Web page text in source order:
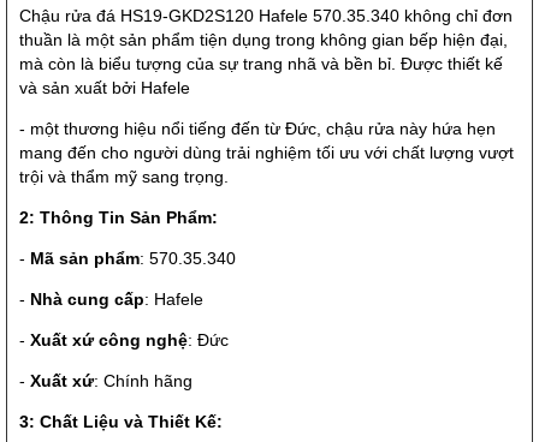
Chậu rửa đá HS19-GKD2S120 Hafele 570.35.340 không chỉ đơn
thuần là một sản phẩm tiện dụng trong không gian bếp hiện đại,
mà còn là biểu tượng của sự trang nhã và bền bỉ. Được thiết kế
và sản xuất bởi Hafele
- một thương hiệu nổi tiếng đến từ Đức, chậu rửa này hứa hẹn
mang đến cho người dùng trải nghiệm tối ưu với chất lượng vượt
trội và thẩm mỹ sang trọng.
2: Thông Tin Sản Phẩm:
- Mã sản phẩm: 570.35.340
- Nhà cung cấp: Hafele
- Xuất xứ công nghệ: Đức
- Xuất xứ: Chính hãng
3: Chất Liệu và Thiết Kế: